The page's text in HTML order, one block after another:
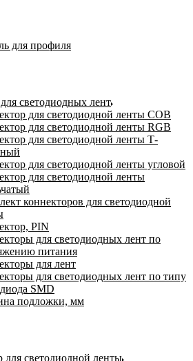
для профиля
светодиодных лент
для светодиодной ленты COB
для светодиодной ленты RGB
для светодиодной ленты Т-
для светодиодной ленты угловой
для светодиодной ленты
коннекторов для светодиодной
PIN
для светодиодных лент по
питания
для лент
для светодиодных лент по типу
SMD
подложки, мм
для светодиодной ленты